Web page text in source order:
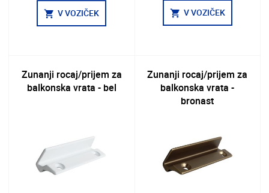
shopping_cart V VOZIČEK shopping_cart V VOZIČEK
Zunanji rocaj/prijem za
balkonska vrata - bel
Zunanji rocaj/prijem za
balkonska vrata -
bronast